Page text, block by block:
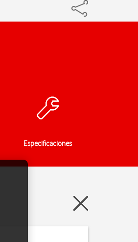
Especificaciones